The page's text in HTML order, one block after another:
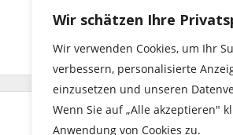
Wir schätzen Ihre
Wir verwenden Cookies, um Ihr
verbessern, personalisierte
einzusetzen und unseren
Wenn Sie auf „Alle akzeptieren"
Anwendung von Cookies zu.
© 2023 by sixtsolutions |